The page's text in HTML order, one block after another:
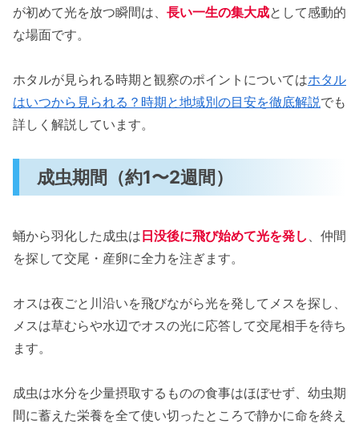
が初めて光を放つ瞬間は、 長い一生の集大成として感動的
な場面です。
ホタルが見られる時期と観察のポイントについてはホタル
はいつから見られる？時期と地域別の目安を徹底解説でも
詳しく解説しています。
成虫期間（約1〜2週間）
蛹から羽化した成虫は日没後に飛び始めて光を発し 、仲間
を探して交尾・産卵に全力を注ぎます。
オスは夜ごと川沿いを飛びながら光を発してメスを探し、
メスは草むらや水辺でオスの光に応答して交尾相手を待ち
ます。
成虫は水分を少量摂取するものの食事はほぼせず、幼虫期
間に蓄えた栄養を全て使い切ったところで静かに命を終え